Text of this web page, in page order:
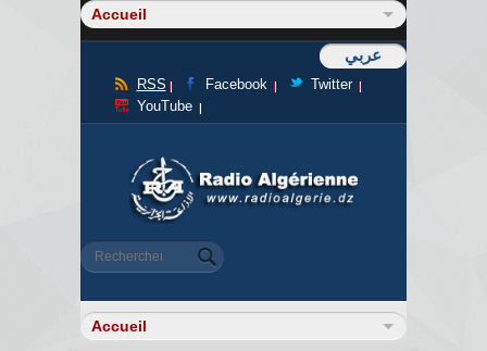
عربي
RSS Facebook
Twitter
YouTube
Formulaire de recherche
Rechercher